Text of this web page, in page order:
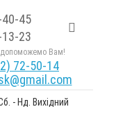
45
23
допоможемо Вам!
72-50-14
- Нд. Вихідний